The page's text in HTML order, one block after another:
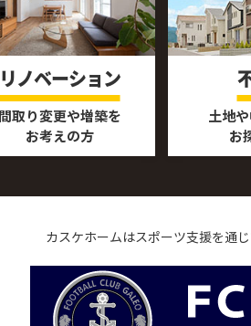
リノベーション
間取り変更や増築を
お考えの方
土地
お
カスケホームはスポーツ支援を通じ